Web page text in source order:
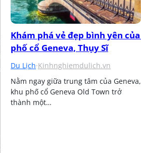
Khám phá vẻ đẹp bình yên của
phố cổ Geneva, Thụy Sĩ
Du Lịch·Kinhnghiemdulich.vn
Nằm ngay giữa trung tâm của Geneva,
khu phố cổ Geneva Old Town trở
thành một…